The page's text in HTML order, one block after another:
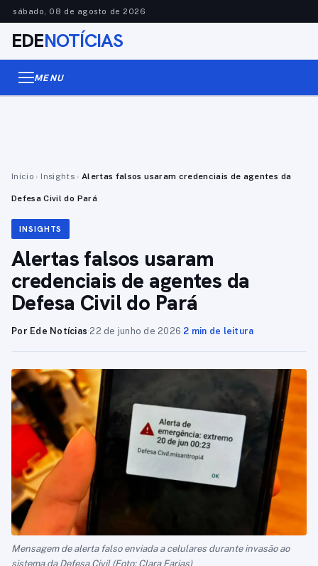
sábado, 08 de agosto de 2026
EDENOTÍCIAS
MENU
Início › Insights › Alertas falsos usaram credenciais de agentes da
Defesa Civil do Pará
INSIGHTS
Alertas falsos usaram
credenciais de agentes da
Defesa Civil do Pará
Por Ede Notícias·22 de junho de 2026·2 min de leitura
Mensagem de alerta falso enviada a celulares durante invasão ao
sistema da Defesa Civil (Foto: Clara Farias)